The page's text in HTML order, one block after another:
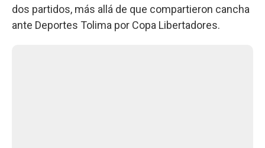
dos partidos, más allá de que compartieron cancha
ante Deportes Tolima por Copa Libertadores.